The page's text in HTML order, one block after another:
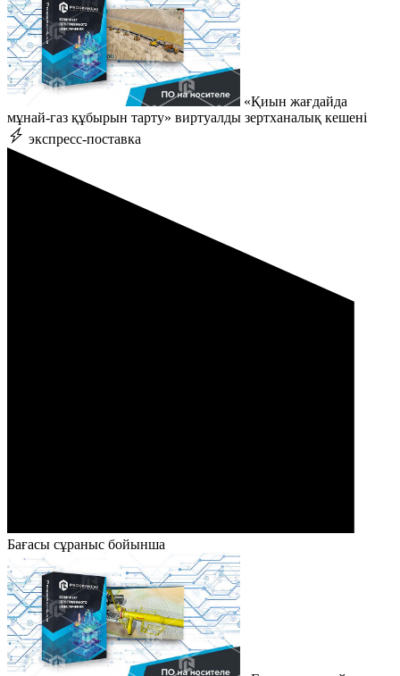
«Қиын жағдайда
мұнай-газ құбырын тарту» виртуалды зертханалық кешені
экспресс-поставка
Бағасы сұраныс бойынша